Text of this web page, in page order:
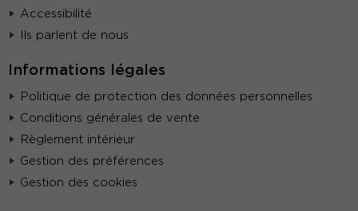
Accessibilité
Ils parlent de nous
Informations légales
Politique de protection des données personnelles
Conditions générales de vente
Règlement intérieur
Gestion des préférences
Gestion des cookies